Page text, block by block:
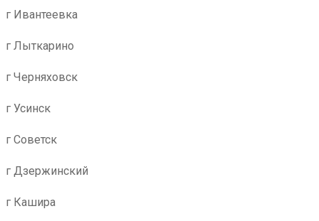
г Ивантеевка
г Лыткарино
г Черняховск
г Усинск
г Советск
г Дзержинский
г Кашира